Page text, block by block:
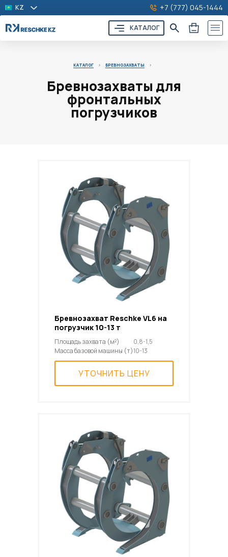
KZ +7 (777) 045-1444
КАТАЛОГ
КАТАЛОГ > БРЕВНОЗАХВАТЫ >
Бревнозахваты для
фронтальных
погрузчиков
Бревнозахват Reschke VL6 на
погрузчик 10-13 т
Площадь захвата (м²)
0,8-1,5
Масса базовой машины (т)10-13
УТОЧНИТЬ ЦЕНУ